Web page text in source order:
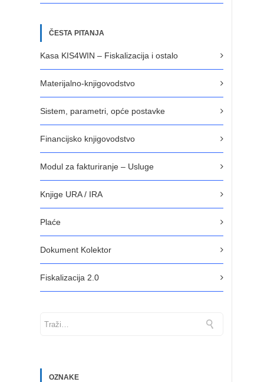
ČESTA PITANJA
Kasa KIS4WIN – Fiskalizacija i ostalo
Materijalno-knjigovodstvo
Sistem, parametri, opće postavke
Financijsko knjigovodstvo
Modul za fakturiranje – Usluge
Knjige URA / IRA
Plaće
Dokument Kolektor
Fiskalizacija 2.0
OZNAKE